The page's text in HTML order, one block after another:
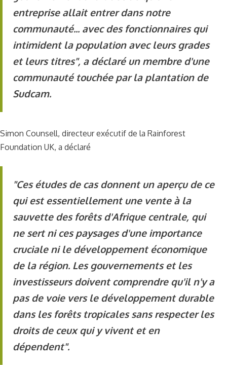
entreprise allait entrer dans notre
communauté... avec des fonctionnaires qui
intimident la population avec leurs grades
et leurs titres", a déclaré un membre d'une
communauté touchée par la plantation de
Sudcam.
Simon Counsell, directeur exécutif de la Rainforest
Foundation UK, a déclaré
"Ces études de cas donnent un aperçu de ce
qui est essentiellement une vente à la
sauvette des forêts d'Afrique centrale, qui
ne sert ni ces paysages d'une importance
cruciale ni le développement économique
de la région. Les gouvernements et les
investisseurs doivent comprendre qu'il n'y a
pas de voie vers le développement durable
dans les forêts tropicales sans respecter les
droits de ceux qui y vivent et en
dépendent".